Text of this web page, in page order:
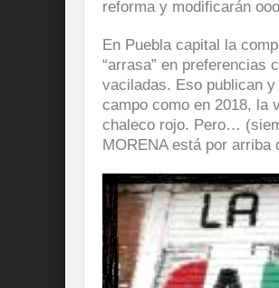
reforma y modificarán
En Puebla capital la
“arrasa” en preferencias
vaciladas. Eso publican
campo como en 2018, la
chaleco rojo. Pero…
MORENA está por arriba